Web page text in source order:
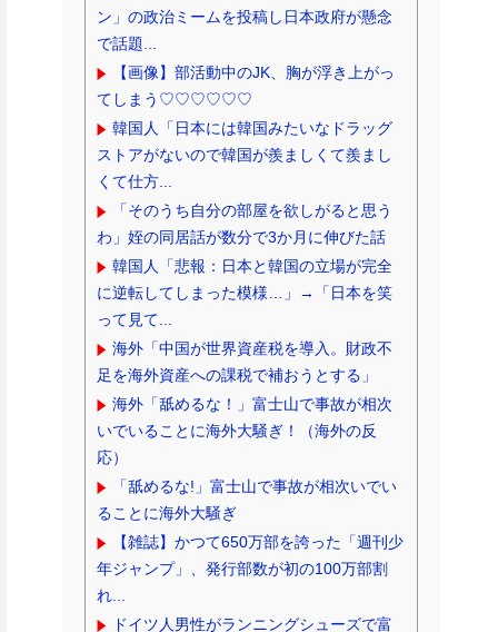
ン」の政治ミームを投稿し日本政府が懸念
で話題...
【画像】部活動中のJK、胸が浮き上がっ
てしまう♡♡♡♡♡♡
韓国人「日本には韓国みたいなドラッグ
ストアがないので韓国が羨ましくて羨まし
くて仕方...
「そのうち自分の部屋を欲しがると思う
わ」姪の同居話が数分で3か月に伸びた話
韓国人「悲報：日本と韓国の立場が完全
に逆転してしまった模様…」→「日本を笑
って見て...
海外「中国が世界資産税を導入。財政不
足を海外資産への課税で補おうとする」
海外「舐めるな！」富士山で事故が相次
いでいることに海外大騒ぎ！（海外の反
応）
「舐めるな!」富士山で事故が相次いでい
ることに海外大騒ぎ
【雑誌】かつて650万部を誇った「週刊少
年ジャンプ」、発行部数が初の100万部割
れ...
ドイツ人男性がランニングシューズで富